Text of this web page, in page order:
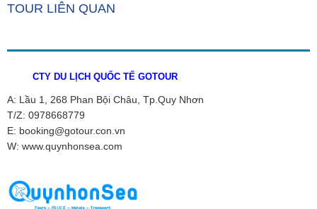
TOUR LIÊN QUAN
CTY DU LỊCH QUỐC TẾ GOTOUR
A: Lầu 1, 268 Phan Bội Châu, Tp.Quy Nhơn
T/Z: 0978668779
E: booking@gotour.con.vn
W: www.quynhonsea.com